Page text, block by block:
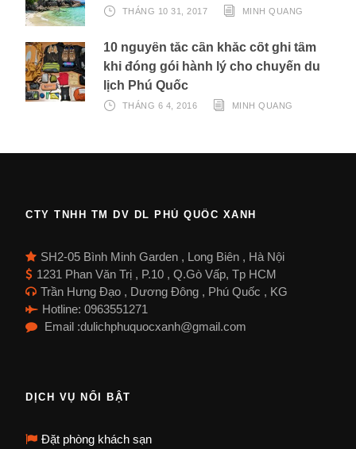
THÁNG 10 31, 2017 MINH QUANG
10 nguyên tắc cần khắc cốt ghi tâm
khi đóng gói hành lý cho chuyến du
lịch Phú Quốc
THÁNG 6 4, 2016 MINH QUANG
CTY TNHH TM DV DL PHÚ QUỐC XANH
SH2-05 Bình Minh Garden , Long Biên , Hà Nội
1231 Phan Văn Trị , P.10 , Q.Gò Vấp, Tp HCM
Trần Hưng Đạo , Dương Đông , Phú Quốc , KG
Hotline: 0963551271
Email :dulichphuquocxanh@gmail.com
DỊCH VỤ NỔI BẬT
Đặt phòng khách sạn